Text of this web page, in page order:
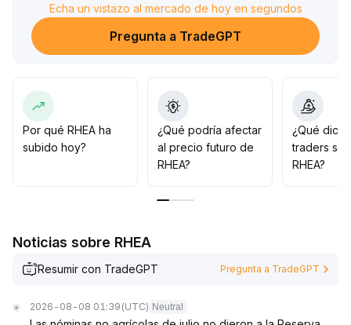
024, mientras que la resistencia se sitúa en el rango de
0
mostrando que la presión de venta disminuye
Como estrategia, se recomienda evitar los riesgos de
liquidez y de liquidación durante la última fase de
negociación del contrato; los inversores conservadores
deberían mantenerse al margen, mientras que los más
0235
Tras el retiro del contrato, se aconseja prestar atención
en derivados.
Echa un vistazo al mercado de hoy en segundos
Pregunta a TradeGPT
Por qué RHEA ha
subido hoy?
¿Qué podría afectar
al precio futuro de
RHEA?
¿Qué
traders
RHEA?
Noticias sobre RHEA
Resumir con TradeGPT Pregunta a TradeGPT
2026-08-08 01:39 (UTC) Neutral